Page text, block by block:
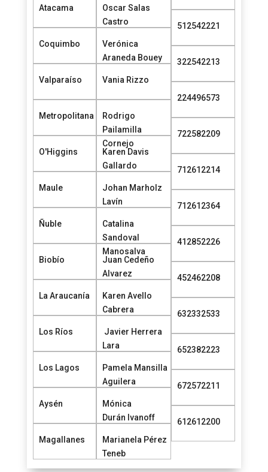
Atacama
Coquimbo
Valparaíso
Metropolitana
O'Higgins
Maule
Ñuble
Biobío
La Araucanía
Los Ríos
Los Lagos
Aysén
Magallanes
Oscar Salas
Castro
Verónica
Araneda Bouey
Vania Rizzo
Rodrigo
Pailamilla
Cornejo
Karen Davis
Gallardo
Johan Marholz
Lavín
Catalina
Sandoval
Manosalva
Juan Cedeño
Alvarez
Karen Avello
Cabrera
Javier Herrera
Lara
Pamela Mansilla
Aguilera
Mónica
Durán Ivanoff
Marianela Pérez
Teneb
512542221
322542213
224496573
722582209
712612214
712612364
412852226
452462208
632332533
652382223
672572211
612612200